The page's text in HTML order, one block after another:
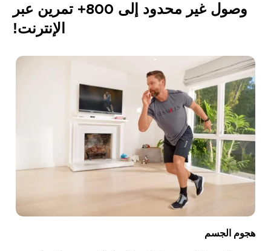
وصول غير محدود إلى 800+ تمرين عبر
الإنترنت!
هجوم الجسم